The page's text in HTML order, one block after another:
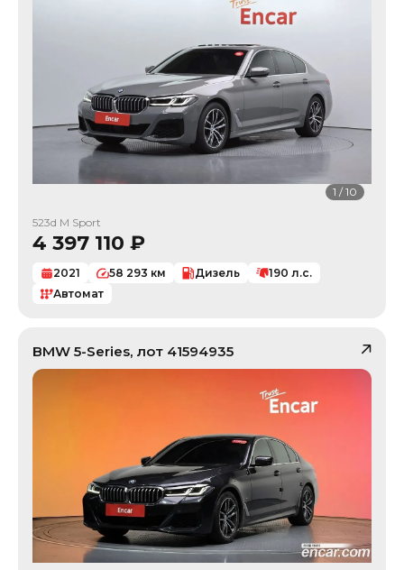
1 /10
523d M Sport
4 397 110 ₽
2021 58 293 км Дизель 190 л.с.
Автомат
BMW 5-Series, лот 41594935